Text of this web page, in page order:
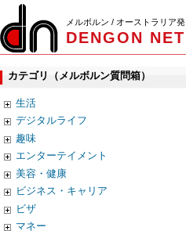
メルボルン / オーストラリア発
DENGON NET
カテゴリ（メルボルン質問箱）
生活
デジタルライフ
趣味
エンターテイメント
美容・健康
ビジネス・キャリア
ビザ
マネー